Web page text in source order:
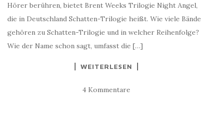
Hörer berühren, bietet Brent Weeks Trilogie Night Angel,
die in Deutschland Schatten-Trilogie heißt. Wie viele Bände
gehören zu Schatten-Trilogie und in welcher Reihenfolge?
Wie der Name schon sagt, umfasst die […]
WEITERLESEN
4 Kommentare